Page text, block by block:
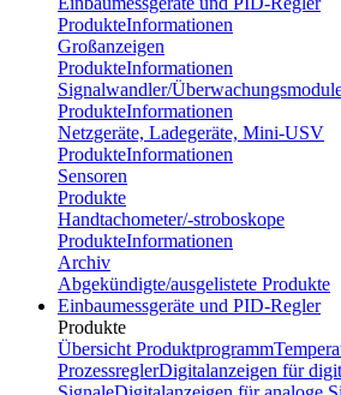
ProdukteInformationen
Großanzeigen
ProdukteInformationen
Signalwandler/
ProdukteInformationen
Netzgeräte, Ladegeräte, Mini-USV
ProdukteInformationen
Sensoren
Produkte
Handtachometer/-stroboskope
ProdukteInformationen
Archiv
Abgekündigte/ausgelistete Produkte
Einbaumessgeräte und PID-Regler
Produkte
Übersicht Produktprogramm
ProzessreglerDigitalanzeigen für